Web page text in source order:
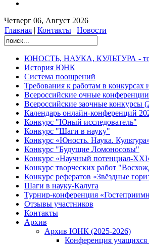
Четверг 06, Август 2026
Главная | Контакты | Новости
ЮНОСТЬ, НАУКА, КУЛЬТУРА -
История ЮНК
Система поощрений
Требования к работам в конкурсах
Всероссийские очные
Всероссийские заочные конкурсы
Календарь онлайн-конференций
Конкурс "Юный исследователь"
Конкурс "Шаги в науку"
Конкурс «Юность. Наука.
Конкурс "Будущие Ломоносовы"
Конкурс «Научный потенциал-
Конкурс творческих работ
Конкурс рефератов «Звёздные
Шаги в науку-Калуга
Турнир-конференция
Отзывы участников
Контакты
Архив
Архив ЮНК (2025-2026)
Конференция учащихся